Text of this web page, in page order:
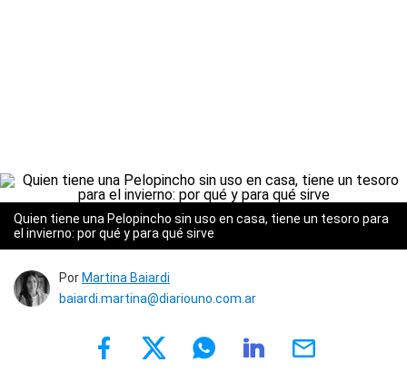
Quien tiene una Pelopincho sin uso en casa, tiene un tesoro para
el invierno: por qué y para qué sirve
Por Martina Baiardi
baiardi.martina@diariouno.com.ar